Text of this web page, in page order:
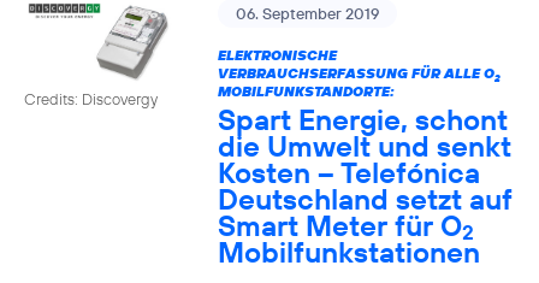
Credits: Discovergy
06. September 2019
ELEKTRONISCHE
VERBRAUCHSERFASSUNG FÜR ALLE O2
MOBILFUNKSTANDORTE:
Spart Energie, schont
die Umwelt und senkt
Kosten – Telefónica
Deutschland setzt auf
Smart Meter für O2
Mobilfunkstationen